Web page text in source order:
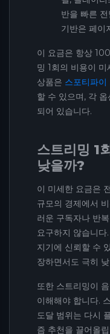
반을 빠른
기반은 페이
이 요금은 항상
밍 1회의 비용이
상품은 스포티파이
할 수 있으며, 각
되어 있습니다.
스트리밍 1
낮을까?
이 미세한 요금은
규모의 경제에서
러운 구독자나 반
요구하지 않습니
지기에 신뢰할 수
장하면서도 극히
또한 스트리밍이
이해해야 합니다.
도달 범위는 다시
즘 추천을 끌어올